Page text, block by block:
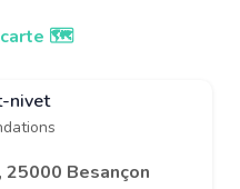
carte 🗺️
nivet
25000 Besançon